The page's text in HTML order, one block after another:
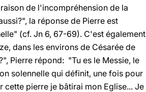
de l'incompréhension de la
la réponse de Pierre est
(cf. Jn 6, 67-69). C'est également
dans les environs de Césarée de
Pierre répond: "Tu es le Messie, le
solennelle qui définit, une fois pour
cette pierre je bâtirai mon Eglise... Je